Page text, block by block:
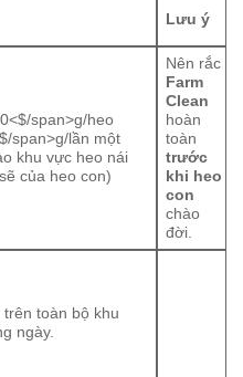
Lưu ý
span>g/heo
span>g/lần một
khu vực heo nái
của heo con)
Nên rắc
Farm
Clean
hoàn
toàn
trước
khi heo
con
chào
đời.
trên toàn bộ khu
ngày.